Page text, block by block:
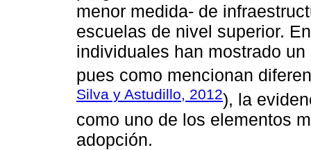
menor medida- de
escuelas de nivel superior.
individuales han mostrado
pues como mencionan
Silva y Astudillo, 2012), la
como uno de los elementos
adopción.